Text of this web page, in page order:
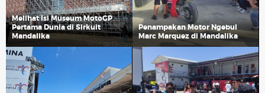
Melihat Isi Museum MotoGP
Pertama Dunia di Sirkuit
Mandalika
Penampakan Motor Ngebul
Marc Marquez di Mandalika